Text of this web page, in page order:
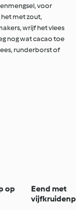
voor
met zout,
wrijf het vlees
nog wat cacao toe
runderborst of
op
Eend met